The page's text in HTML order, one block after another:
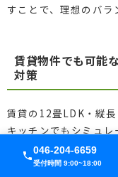
046-204-6659
受付時間 9:00~18:00
すことで、理想のバラ
賃貸物件でも可能
対策
賃貸の12畳LDK・縦
キッチンでもシミュ
家電の置き場所が限
何度でも変更できる